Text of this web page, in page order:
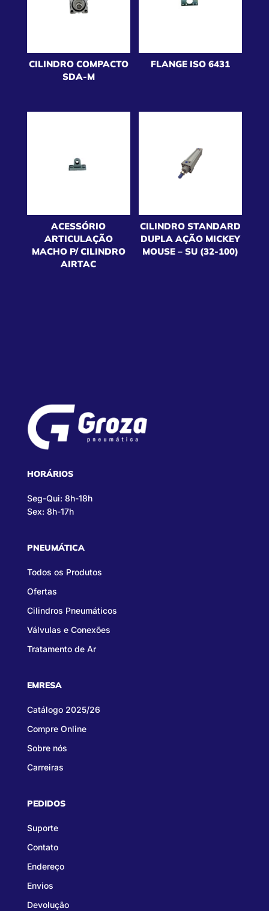
CILINDRO COMPACTO
SDA-M
FLANGE ISO 6431
ACESSÓRIO
ARTICULAÇÃO
MACHO P/ CILINDRO
AIRTAC
CILINDRO STANDARD
DUPLA AÇÃO MICKEY
MOUSE – SU (32-100)
HORÁRIOS
Seg-Qui: 8h-18h
Sex: 8h-17h
PNEUMÁTICA
Todos os Produtos
Ofertas
Cilindros Pneumáticos
Válvulas e Conexões
Tratamento de Ar
EMRESA
Catálogo 2025/26
Compre Online
Sobre nós
Carreiras
PEDIDOS
Suporte
Contato
Endereço
Envios
Devolução